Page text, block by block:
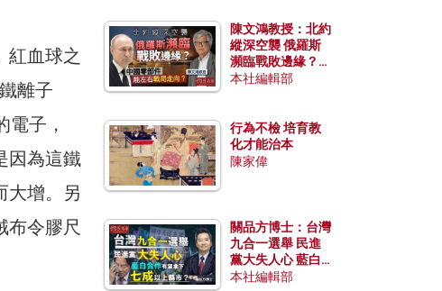
紅血球之
離子
電子，
因為這鐵
大增。另
布令膠尺
陳文鴻教授：北約
縱深空襲 俄羅斯
瀕臨戰敗邊緣？中
國零部件能左右戰
本社編輯部
行為不檢 培育教
化才能治本
陳家偉
關品方博士：台灣
九合一選舉 民進
黨大失人心 藍白
合作有望拿下七成
本社編輯部